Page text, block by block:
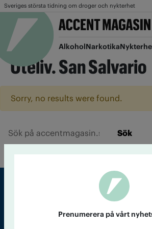
Sveriges största tidning om droger och nykterhet
AlkoholNarkotika
Uteliv. San Salvario
Sorry, no results were found.
Sök
Prenumerera på vårt